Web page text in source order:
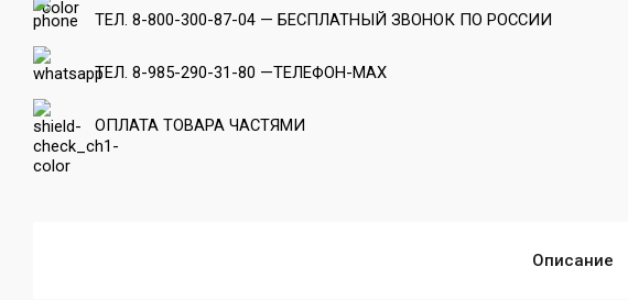
ТЕЛ. 8-800-300-87-04 — БЕСПЛАТНЫЙ ЗВОНОК ПО РОССИИ
ТЕЛ. 8-985-290-31-80 —ТЕЛЕФОН-МАХ
ОПЛАТА ТОВАРА ЧАСТЯМИ
Описание